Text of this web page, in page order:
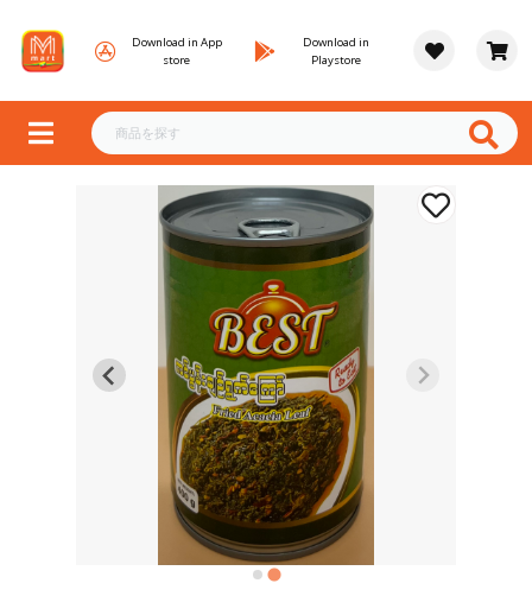
Download in App
store
Download in
Playstore